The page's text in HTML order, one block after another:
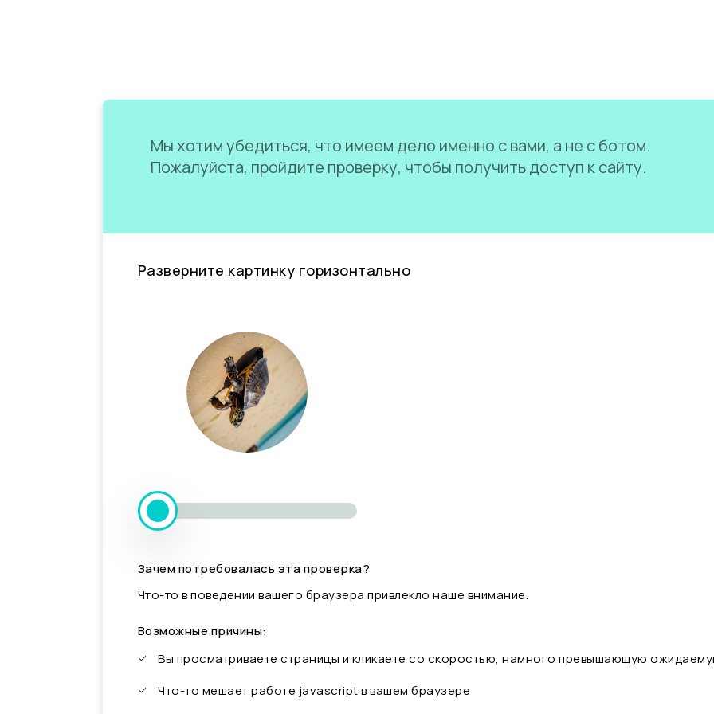
Мы хотим убедиться, что имеем дело именно с вами, а не с ботом.
Пожалуйста, пройдите проверку, чтобы получить доступ к сайту.
Разверните картинку горизонтально
Зачем потребовалась эта проверка?
Что-то в поведении вашего браузера привлекло наше внимание.
Возможные причины:
Вы просматриваете страницы и кликаете со скоростью, намного превышающую
Что-то мешает работе javascript в вашем браузере